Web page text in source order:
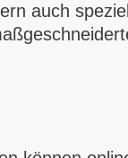
auch